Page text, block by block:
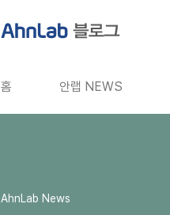
홈 안랩 NEWS
AhnLab News